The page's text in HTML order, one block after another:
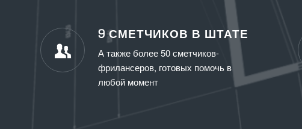
9 СМЕТЧИКОВ В ШТАТЕ
А также более 50 сметчиков-
фрилансеров, готовых помочь в
любой момент